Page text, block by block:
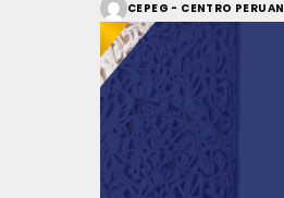
CEPEG - CENTRO